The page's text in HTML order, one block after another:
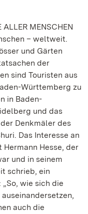
ALLER MENSCHEN
– weltweit.
und Gärten
der
sind Touristen aus
Württemberg zu
in Baden-
und das
Denkmäler des
Das Interesse an
Hesse, der
und in seinem
schrieb, ein
wie sich die
auch die